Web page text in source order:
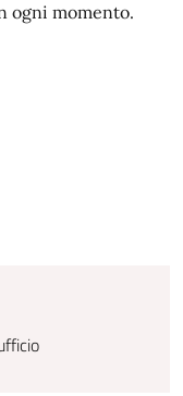
ogni momento.